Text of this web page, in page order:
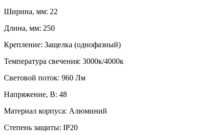
Ширина, мм: 22
Длина, мм: 250
Крепление: Защелка (однофазный)
Температура свечения: 3000к/4000к
Световой поток: 960 Лм
Напряжение, В: 48
Материал корпуса: Алюминий
Степень защиты: IP20